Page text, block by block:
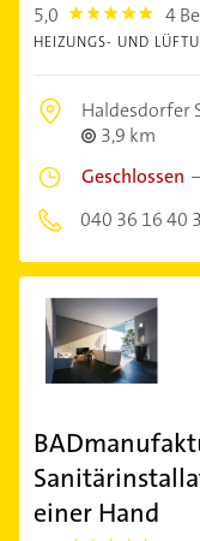
5,0 5.0 4
HEIZUNGS- UND
Haldesdorfer
3,9 km
Geschlossen
040 36 16 40
einer Hand